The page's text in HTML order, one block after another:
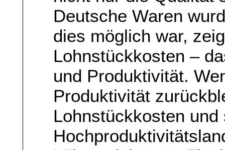
Deutsche Waren
dies möglich war,
Lohnstückkosten –
und Produktivität.
Produktivität
Lohnstückkosten